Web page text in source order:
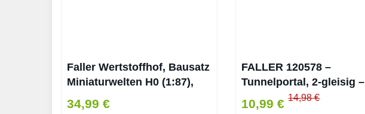
Faller Wertstoffhof, Bausatz
Miniaturwelten H0 (1:87),
Art. 191733
34,99 €
FALLER 120578 –
Tunnelportal, 2-gleisig –
Spurweite H0
10,99 € 14,98 €